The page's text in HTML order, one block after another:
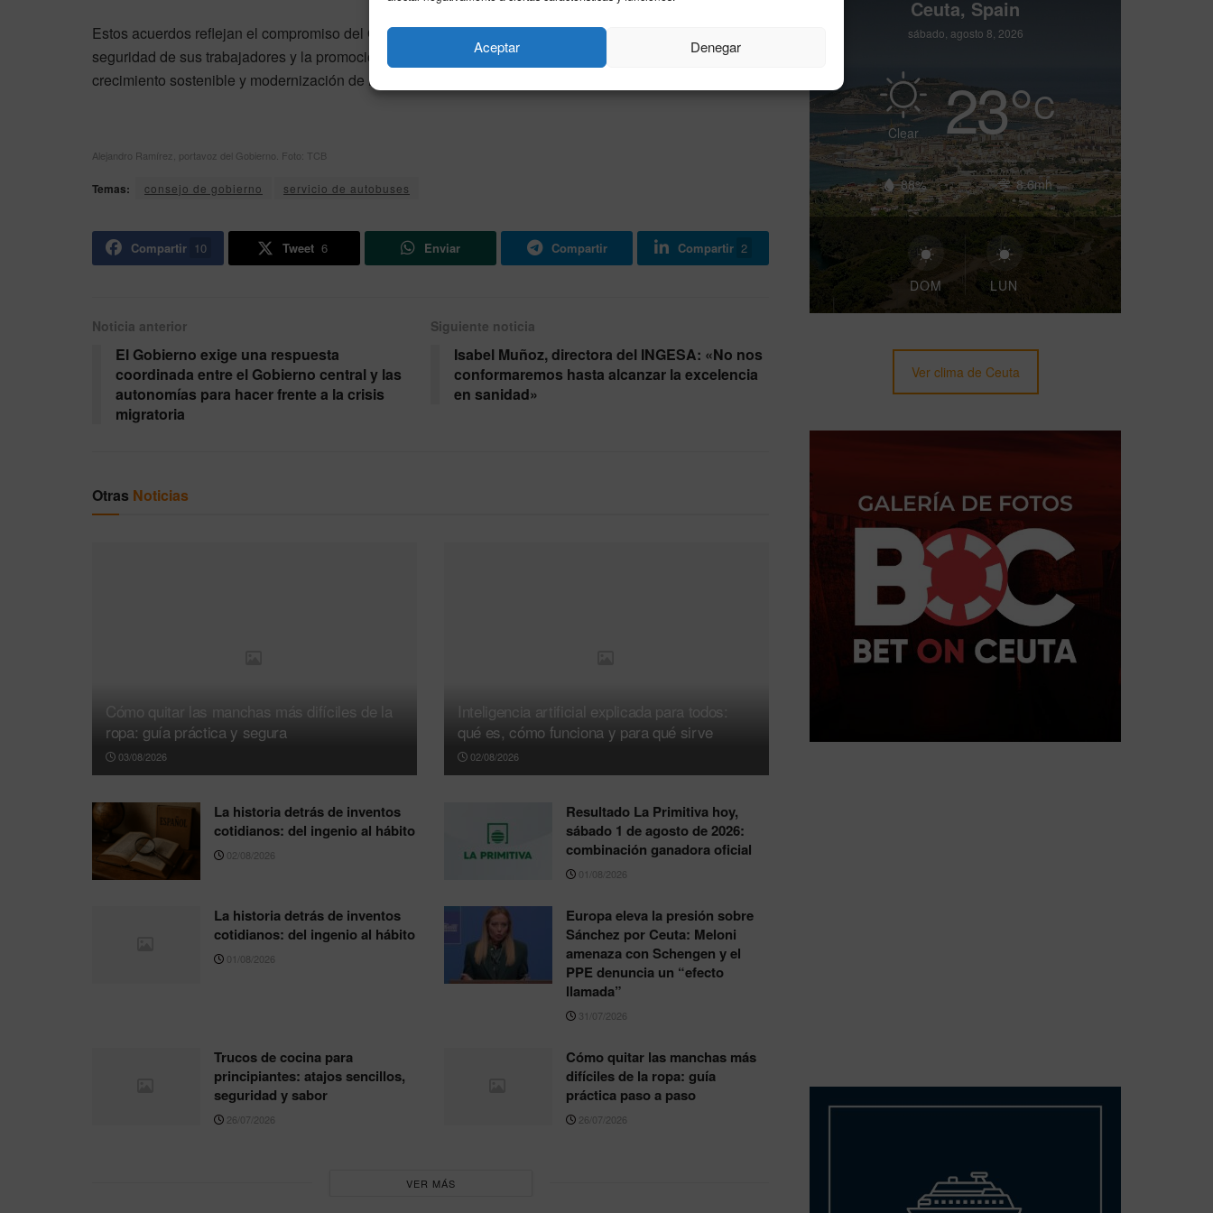
Aceptar Denegar
Estos acuerdos reflejan el compromiso del Gobierno de Ceuta con la mejora de los servicios públicos, la
seguridad de sus trabajadores y la promoción de la cultura, todo ello enmarcado en una estrategia de
crecimiento sostenible y modernización de la ciudad.
Alejandro Ramírez, portavoz del Gobierno. Foto: TCB
Temas: consejo de gobierno servicio de autobuses
Compartir 10 Tweet 6 Enviar Compartir Compartir 2
Noticia anterior
El Gobierno exige una respuesta
coordinada entre el Gobierno central y las
autonomías para hacer frente a la crisis
migratoria
Siguiente noticia
Isabel Muñoz, directora del INGESA: «No nos
conformaremos hasta alcanzar la excelencia
en sanidad»
Otras Noticias
Cómo quitar las manchas más difíciles de la
ropa: guía práctica y segura
03/08/2026
Inteligencia artificial explicada para todos:
qué es, cómo funciona y para qué sirve
02/08/2026
La historia detrás de inventos
cotidianos: del ingenio al hábito
02/08/2026
Resultado La Primitiva hoy,
sábado 1 de agosto de 2026:
combinación ganadora oficial
01/08/2026
La historia detrás de inventos
cotidianos: del ingenio al hábito
01/08/2026
Europa eleva la presión sobre
Sánchez por Ceuta: Meloni
amenaza con Schengen y el
PPE denuncia un “efecto
llamada”
31/07/2026
Trucos de cocina para
principiantes: atajos sencillos,
seguridad y sabor
26/07/2026
Cómo quitar las manchas más
difíciles de la ropa: guía
práctica paso a paso
26/07/2026
VER MÁS
Ceuta, Spain
sábado, agosto 8, 2026
Clear 23°C
88% 8.6mh
DOM LUN
Ver clima de Ceuta